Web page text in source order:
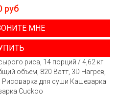
руб
МНЕ
риса, 14 порций / 4,62 кг
объём, 820 Ватт, 3D Нагрев,
для суши Кашеварка
Cuckoo